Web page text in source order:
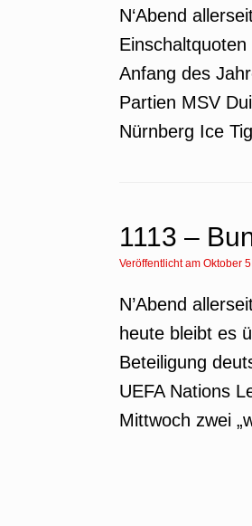
N‘Abend
Anfang des
Partien MSV
Nürnberg Ice
1113 –
Veröffentlicht am Oktober
N’Abend
heute bleibt es
Beteiligung
UEFA Nations
Mittwoch zwei